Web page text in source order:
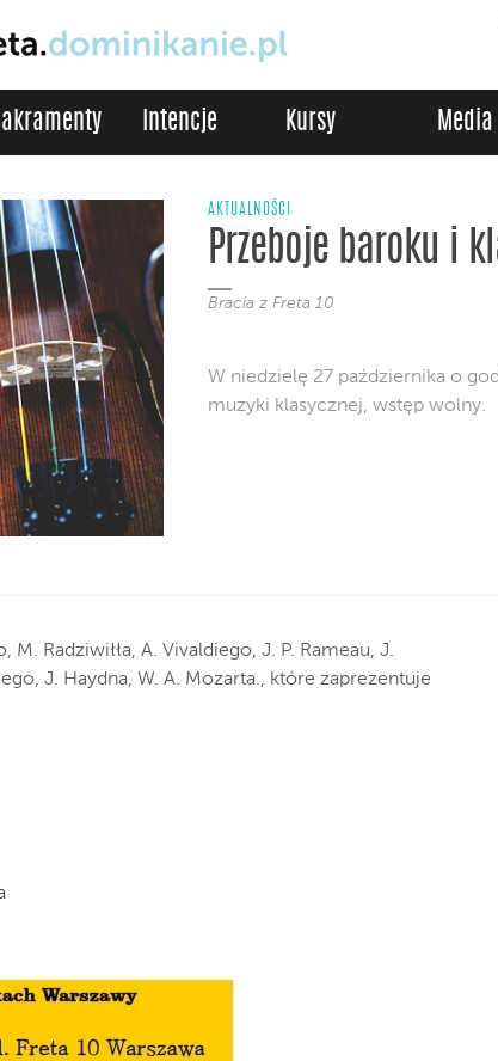
Intencje Kursy Media
AKTUALNOŚCI
Przeboje baroku i
Bracia z Freta 10
W niedzielę 27 października o
muzyki klasycznej, wstęp wolny.
Radziwiłła, A. Vivaldiego, J. P. Rameau, J.
J. Haydna, W. A. Mozarta., które zaprezentuje